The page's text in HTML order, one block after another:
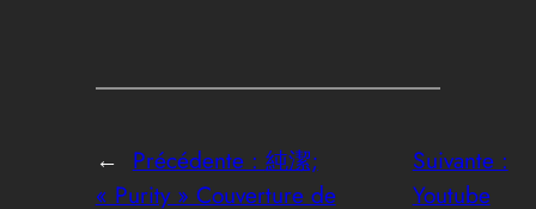
← Précédente : 純潔;
« Purity » Couverture de
Suivante :
Youtube